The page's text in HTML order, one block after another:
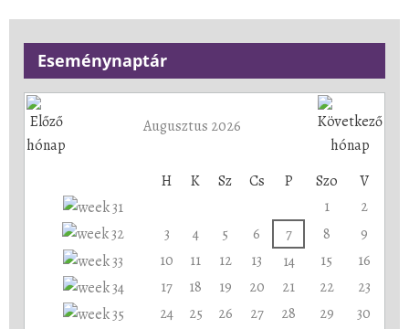
Eseménynaptár
Augusztus 2026
H K Sz Cs P Szo
V
1
2
3
4 5 6 7 8
9
10
11 12 13 14 15
16
17
18 19 20 21 22
23
24
25 26 27 28 29
30